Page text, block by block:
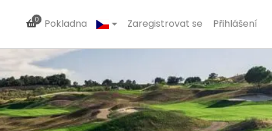
0 Pokladna Zaregistrovat se Přihlášení